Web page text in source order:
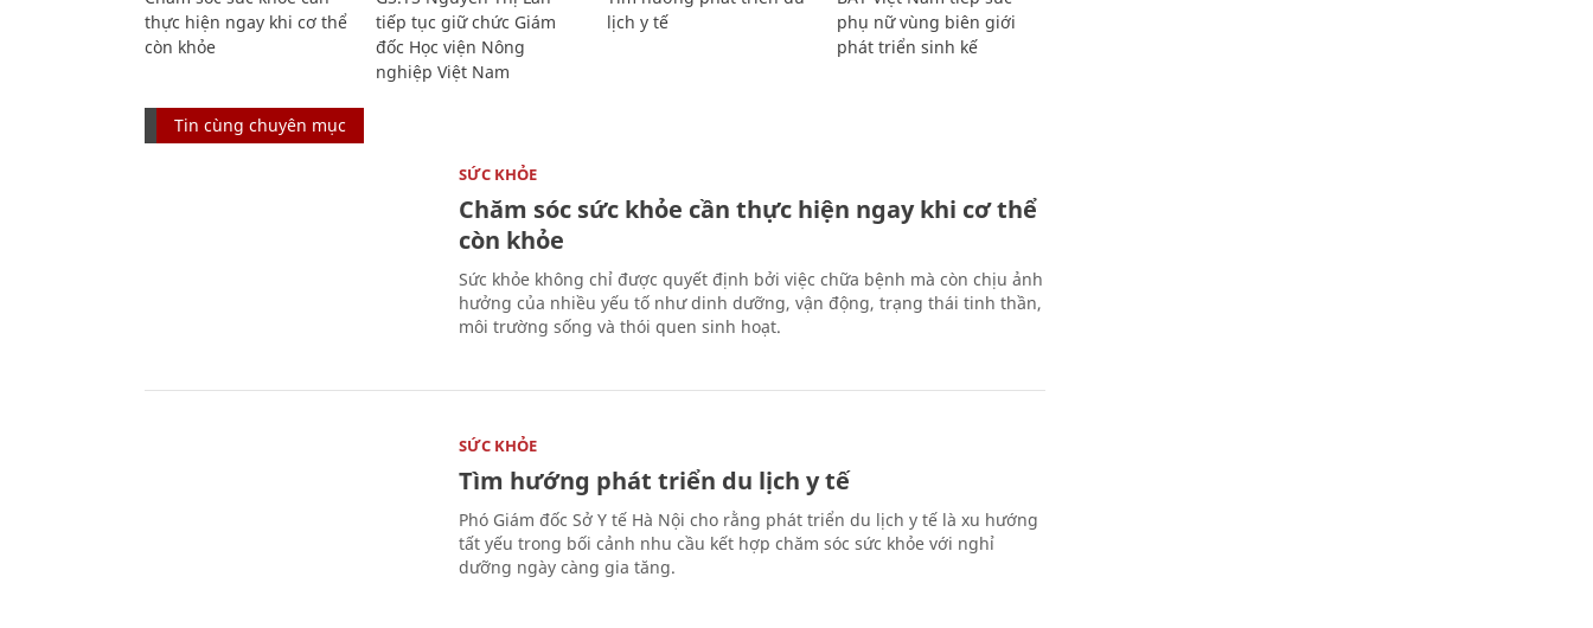
thực hiện ngay khi cơ thể
còn khỏe
tiếp tục giữ chức Giám
đốc Học viện Nông
nghiệp Việt Nam
lịch y tế
phụ nữ vùng biên giới
phát triển sinh kế
Tin cùng chuyên mục
SỨC KHỎE
Chăm sóc sức khỏe cần thực hiện ngay khi cơ thể
còn khỏe
Sức khỏe không chỉ được quyết định bởi việc chữa bệnh mà còn chịu ảnh
hưởng của nhiều yếu tố như dinh dưỡng, vận động, trạng thái tinh thần,
môi trường sống và thói quen sinh hoạt.
SỨC KHỎE
Tìm hướng phát triển du lịch y tế
Phó Giám đốc Sở Y tế Hà Nội cho rằng phát triển du lịch y tế là xu hướng
tất yếu trong bối cảnh nhu cầu kết hợp chăm sóc sức khỏe với nghỉ
dưỡng ngày càng gia tăng.